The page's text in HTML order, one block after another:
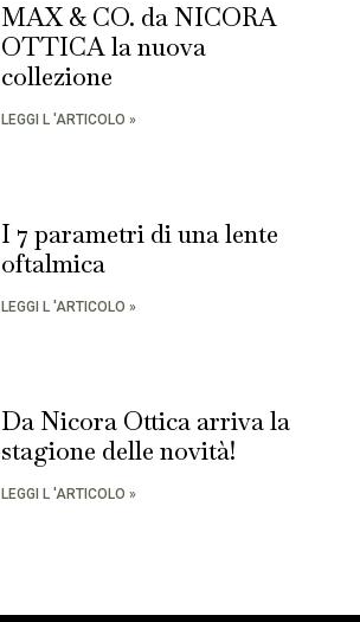
MAX & CO. da NICORA
OTTICA la nuova
collezione
LEGGI L 'ARTICOLO »
I 7 parametri di una lente
oftalmica
LEGGI L 'ARTICOLO »
Da Nicora Ottica arriva la
stagione delle novità!
LEGGI L 'ARTICOLO »